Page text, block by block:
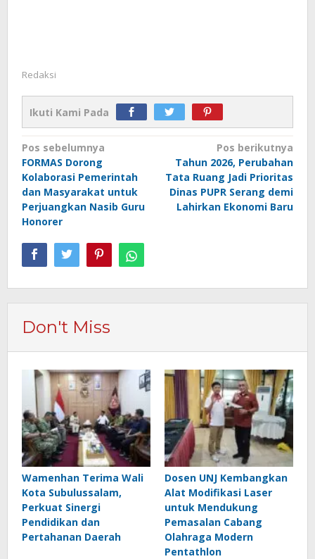
Redaksi
Ikuti Kami Pada
Navigasi
pos
Pos sebelumnya
FORMAS Dorong
Kolaborasi Pemerintah
dan Masyarakat untuk
Perjuangkan Nasib Guru
Honorer
Pos berikutnya
Tahun 2026, Perubahan
Tata Ruang Jadi Prioritas
Dinas PUPR Serang demi
Lahirkan Ekonomi Baru
Don't Miss
Wamenhan Terima Wali
Kota Subulussalam,
Perkuat Sinergi
Pendidikan dan
Pertahanan Daerah
Dosen UNJ Kembangkan
Alat Modifikasi Laser
untuk Mendukung
Pemasalan Cabang
Olahraga Modern
Pentathlon